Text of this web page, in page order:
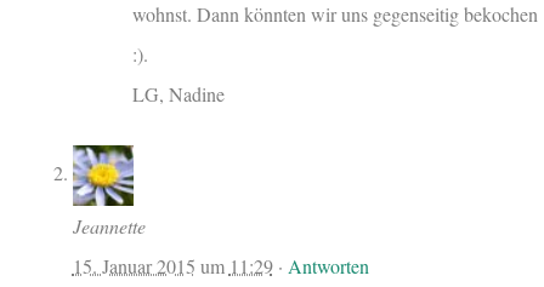
wohnst. Dann könnten wir uns gegenseitig bekochen
:).
LG, Nadine
Jeannette
15. Januar 2015 um 11:29· Antworten